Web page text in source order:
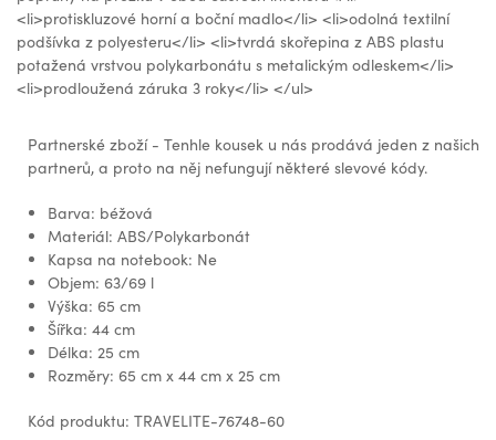
<li>protiskluzové horní a boční madlo</li> <li>odolná textilní
podšívka z polyesteru</li> <li>tvrdá skořepina z ABS plastu
potažená vrstvou polykarbonátu s metalickým odleskem</li>
<li>prodloužená záruka 3 roky</li> </ul>
Partnerské zboží - Tenhle kousek u nás prodává jeden z našich
partnerů, a proto na něj nefungují některé slevové kódy.
Barva: béžová
Materiál: ABS/Polykarbonát
Kapsa na notebook: Ne
Objem: 63/69 l
Výška: 65 cm
Šířka: 44 cm
Délka: 25 cm
Rozměry: 65 cm x 44 cm x 25 cm
Kód produktu: TRAVELITE-76748-60